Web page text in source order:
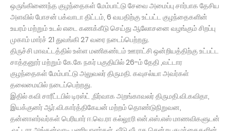
ஒருங்கிணைந்த குழந்தைகள் மேம்பாட்டு சேவை அமைப்பு சார்பாக தேசிய
அளவில் போசன் பக்வாடா திட்டம், 6 வயதிற்கு உட்பட்ட குழந்தைகளின்
உயரம் மற்றும் உடல் எடை கணக்கீடு செய்து ஆலோசனை வழங்கும் சிறப்பு
முகாம் மார்ச் 21 துவங்கி 27 வரை நடைப்பெற்றது.
திருச்சி மாவட்டத்தில் உள்ள மணிகண்டம் ஊராட்சி ஒன்றியத்திற்கு உட்பட்ட
சாத்தனூர் மற்றும் கே.கே நகர் பகுதியில் 26-ம் தேதி ,வட்டார
குழந்தைகள் மேம்பாட்டு அலுவலர் திருமதி. கவுசல்யா அவர்கள்
தலைமையில் நடைப்பெற்றது.
இதில் கவி சாரீட்டபில் டிரஸ்ட் ,நிர்வாக அறங்காவலர் திருமதி.வி.கவிதா,
இயக்குனர் ஆர்.வி.கார்த்திகேயன் மற்றம் தொண்டுநிறுவன,
தன்னாளர்வர்கள் பெரியார் ஈ.வெ.ரா கல்லூரி என்.எஸ்.எஸ் மாணவிகளுடன்